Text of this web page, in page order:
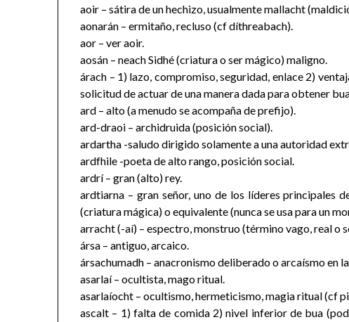
aoir – sátira de un hechizo, usualmente mallacht
aonarán – ermitaño, recluso (cf díthreabach).
aor – ver aoir.
aosán – neach Sidhé (criatura o ser mágico) maligno.
árach – 1) lazo, compromiso, seguridad, enlace 2)
solicitud de actuar de una manera dada para obtener
ard – alto (a menudo se acompaña de prefijo).
ard-draoi – archidruida (posición social).
ardartha -saludo dirigido solamente a una autoridad
ardfhile -poeta de alto rango, posición social.
ardrí – gran (alto) rey.
ardtiarna – gran señor, uno de los líderes principales
(criatura mágica) o equivalente (nunca se usa para un
arracht (-aí) – espectro, monstruo (término vago, real o
ársa – antiguo, arcaico.
ársachumadh – anacronismo deliberado o arcaísmo en
asarlaí – ocultista, mago ritual.
asarlaíocht – ocultismo, hermeticismo, magia ritual (cf
ascalt – 1) falta de comida 2) nivel inferior de bua